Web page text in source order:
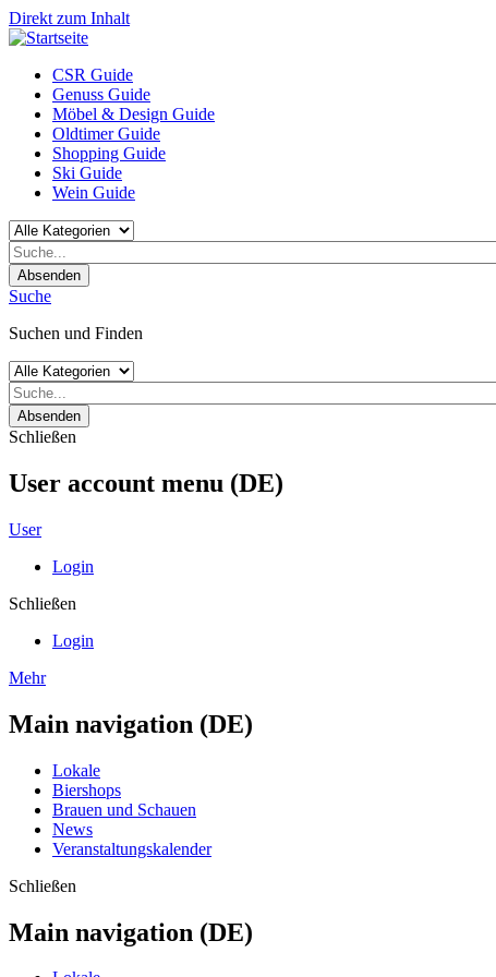
Direkt zum Inhalt
CSR Guide
Genuss Guide
Möbel & Design Guide
Oldtimer Guide
Shopping Guide
Ski Guide
Wein Guide
Absenden
Suche
Suchen und Finden
Absenden
Schließen
User account menu (DE)
User
Login
Schließen
Login
Mehr
Main navigation (DE)
Lokale
Biershops
Brauen und Schauen
News
Veranstaltungskalender
Schließen
Main navigation (DE)